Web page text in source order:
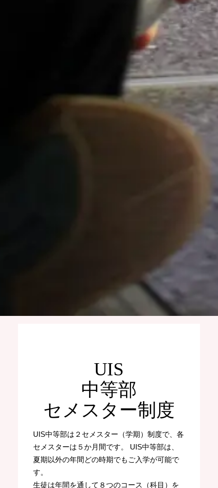
UIS
中等部
セメスター制度
UIS中等部は２セメスター（学期）制度で、各
セメスターは５か月間です。 UIS中等部は、
夏期以外の年間どの時期でもご入学が可能で
す。
生徒は年間を通して８つのコース（科目）を